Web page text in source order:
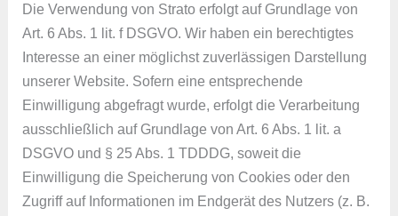
Die Verwendung von Strato erfolgt auf Grundlage von
Art. 6 Abs. 1 lit. f DSGVO. Wir haben ein berechtigtes
Interesse an einer möglichst zuverlässigen Darstellung
unserer Website. Sofern eine entsprechende
Einwilligung abgefragt wurde, erfolgt die Verarbeitung
ausschließlich auf Grundlage von Art. 6 Abs. 1 lit. a
DSGVO und § 25 Abs. 1 TDDDG, soweit die
Einwilligung die Speicherung von Cookies oder den
Zugriff auf Informationen im Endgerät des Nutzers (z. B.